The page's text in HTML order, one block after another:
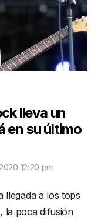
lleva un
en su último
12:20 pm
llegada a los tops
la poca difusión